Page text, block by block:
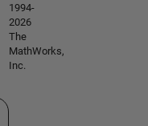
1994-
2026
The
MathWorks,
Inc.